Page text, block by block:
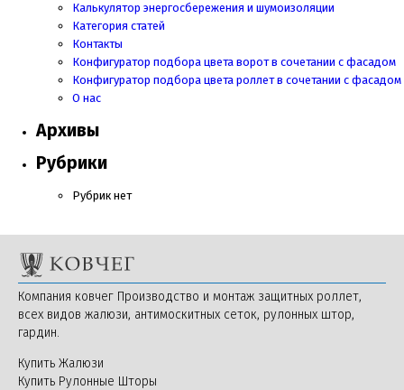
Калькулятор энергосбережения и шумоизоляции
Категория статей
Контакты
Конфигуратор подбора цвета ворот в сочетании с фасадом
Конфигуратор подбора цвета роллет в сочетании с фасадом
О нас
Архивы
Рубрики
Рубрик нет
Компания ковчег Производство и монтаж защитных роллет,
всех видов жалюзи, антимоскитных сеток, рулонных штор,
гардин.
Купить Жалюзи
Купить Рулонные Шторы